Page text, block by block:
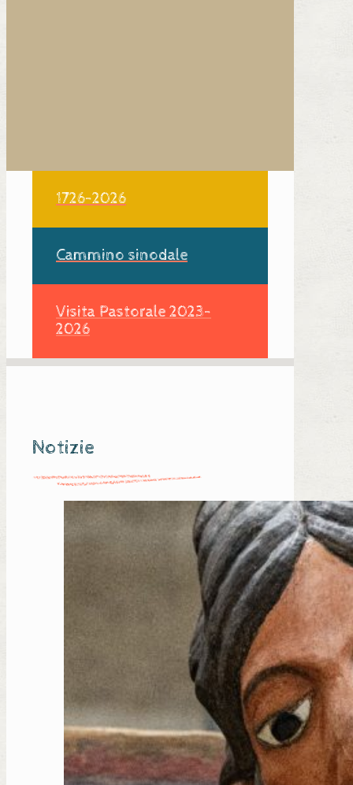
1726-2026
Cammino sinodale
Visita Pastorale 2023-
2026
Notizie